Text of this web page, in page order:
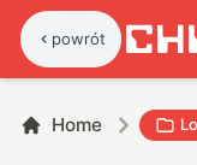
powrót
Home